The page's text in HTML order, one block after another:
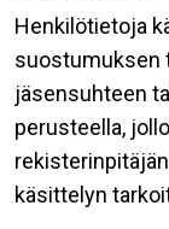
Henkilötietoja
suostumuksen
jäsensuhteen
perusteella,
käsittelyn